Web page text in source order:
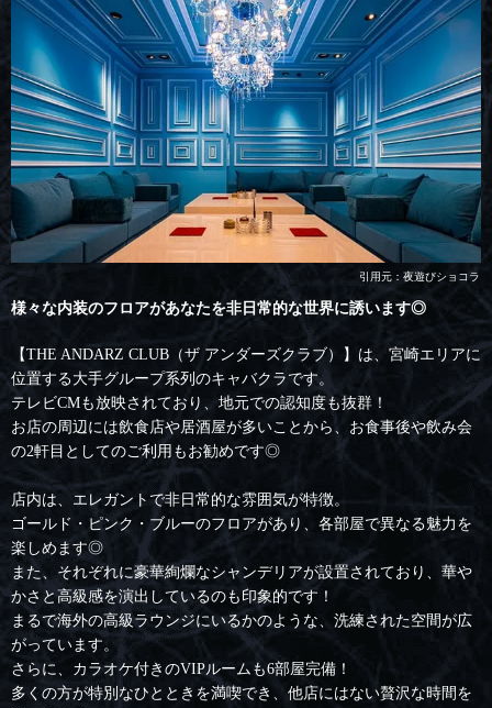
引用元：夜遊びショコラ
様々な内装のフロアがあなたを非日常的な世界に誘います◎
【THE ANDARZ CLUB（ザ アンダーズクラブ）】は、宮崎エリアに
位置する大手グループ系列のキャバクラです。
テレビCMも放映されており、地元での認知度も抜群！
お店の周辺には飲食店や居酒屋が多いことから、お食事後や飲み会
の2軒目としてのご利用もお勧めです◎
店内は、エレガントで非日常的な雰囲気が特徴。
ゴールド・ピンク・ブルーのフロアがあり、各部屋で異なる魅力を
楽しめます◎
また、それぞれに豪華絢爛なシャンデリアが設置されており、華や
かさと高級感を演出しているのも印象的です！
まるで海外の高級ラウンジにいるかのような、洗練された空間が広
がっています。
さらに、カラオケ付きのVIPルームも6部屋完備！
多くの方が特別なひとときを満喫でき、他店にはない贅沢な時間を